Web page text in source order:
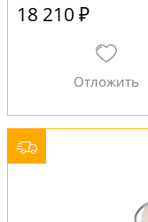
18 210 ₽